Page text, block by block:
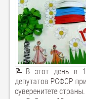
📝В этот день в
депутатов РСФСР
суверенитете страны.